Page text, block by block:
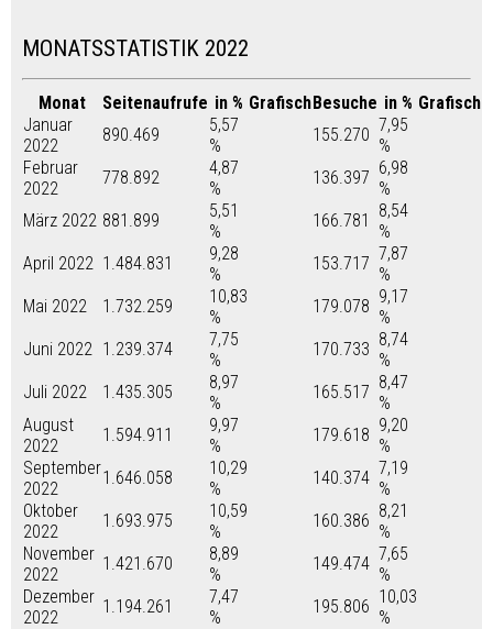
MONATSSTATISTIK 2022
Monat Seitenaufrufe in % GrafischBesuche in % Grafisch
Januar
2022
890.469
5,57
%
155.270 7,95
%
Februar
2022
778.892
4,87
%
136.397 6,98
%
März 2022 881.899
5,51
%
166.781
8,54
%
April 2022 1.484.831
9,28
%
153.717 7,87
%
Mai 2022
1.732.259
10,83
%
179.078 9,17
%
Juni 2022 1.239.374
7,75
%
170.733 8,74
%
Juli 2022
1.435.305
8,97
%
165.517 8,47
%
August
2022
1.594.911
9,97
%
179.618 9,20
%
September
2022
1.646.058
10,29
%
140.374 7,19
%
Oktober
2022
1.693.975
10,59
%
160.386 8,21
%
November
2022
1.421.670
8,89
%
149.474 7,65
%
Dezember
2022
1.194.261
7,47
%
195.806 10,03
%